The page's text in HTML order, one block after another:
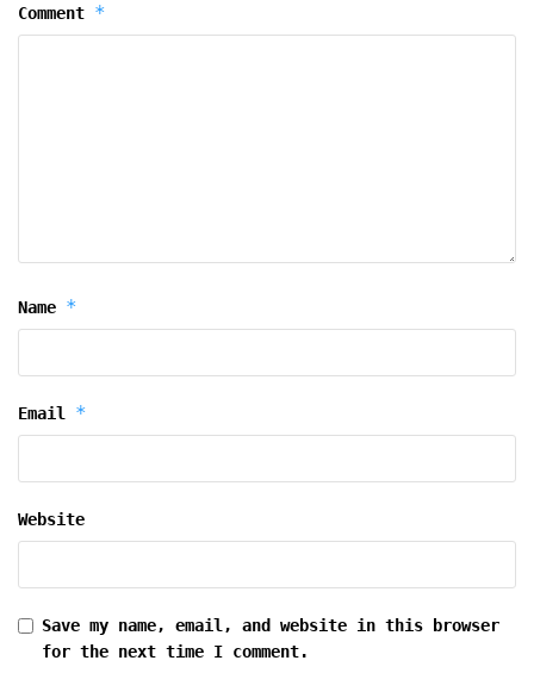
Comment *
Name *
Email *
Website
Save my name, email, and website in this browser
for the next time I comment.